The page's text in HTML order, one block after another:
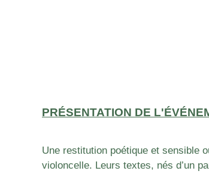
PRÉSENTATION DE
Une restitution poétique et sensible
violoncelle. Leurs textes, nés d’un